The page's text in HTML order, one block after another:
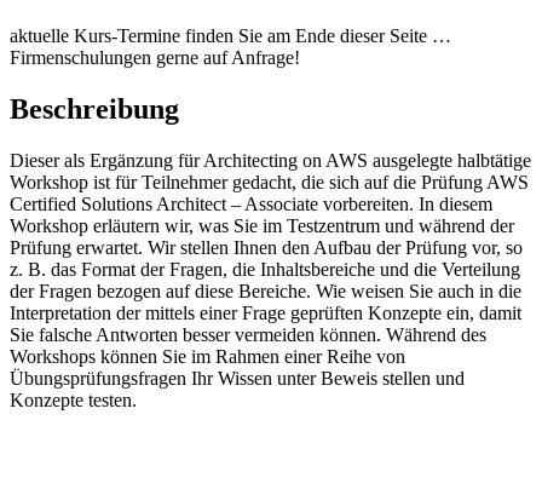
aktuelle Kurs-Termine finden Sie am Ende dieser Seite …
Firmenschulungen gerne auf Anfrage!
Beschreibung
Dieser als Ergänzung für Architecting on AWS ausgelegte halbtätige
Workshop ist für Teilnehmer gedacht, die sich auf die Prüfung AWS
Certified Solutions Architect – Associate vorbereiten. In diesem
Workshop erläutern wir, was Sie im Testzentrum und während der
Prüfung erwartet. Wir stellen Ihnen den Aufbau der Prüfung vor, so
z. B. das Format der Fragen, die Inhaltsbereiche und die Verteilung
der Fragen bezogen auf diese Bereiche. Wie weisen Sie auch in die
Interpretation der mittels einer Frage geprüften Konzepte ein, damit
Sie falsche Antworten besser vermeiden können. Während des
Workshops können Sie im Rahmen einer Reihe von
Übungsprüfungsfragen Ihr Wissen unter Beweis stellen und
Konzepte testen.